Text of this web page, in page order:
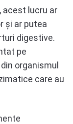
acest lucru ar
și ar putea
digestive.
pe
organismul
care au